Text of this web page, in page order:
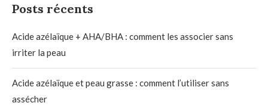
Posts récents
Acide azélaïque + AHA/BHA : comment les associer sans
irriter la peau
Acide azélaïque et peau grasse : comment l’utiliser sans
assécher